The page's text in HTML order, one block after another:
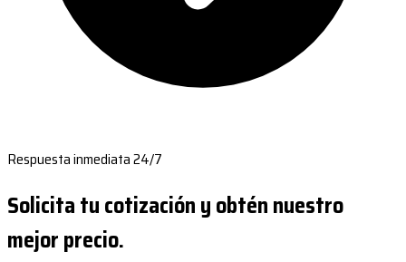
Respuesta inmediata 24/7
Solicita tu cotización y obtén nuestro
mejor precio.